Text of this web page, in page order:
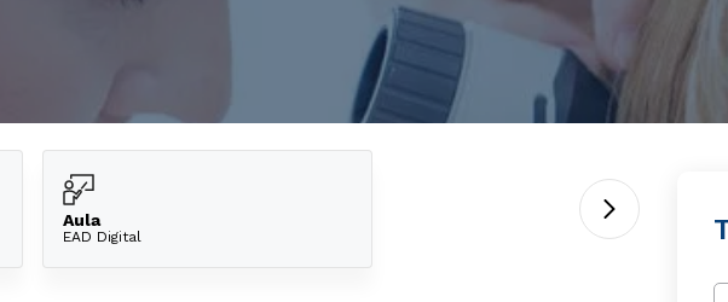
Aula
EAD Digital